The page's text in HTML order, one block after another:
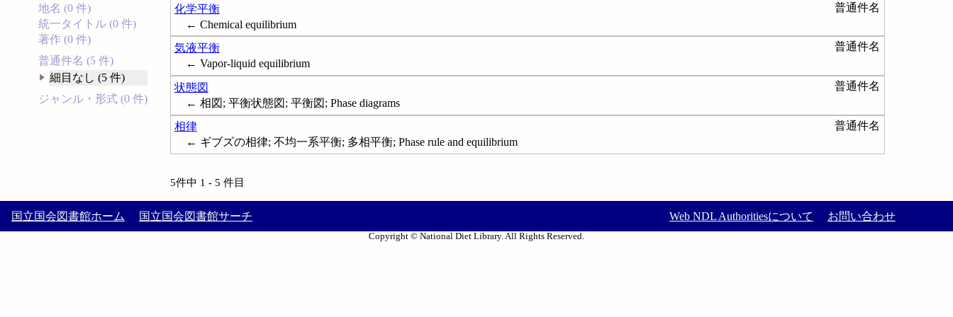
地名 (0 件)
統一タイトル (0 件)
著作 (0 件)
普通件名 (5 件)
細目なし (5 件)
ジャンル・形式 (0 件)
化学平衡
普通件名
← Chemical equilibrium
気液平衡
普通件名
← Vapor-liquid equilibrium
状態図
普通件名
← 相図; 平衡状態図; 平衡図; Phase diagrams
相律
普通件名
← ギブズの相律; 不均一系平衡; 多相平衡; Phase rule and equilibrium
5件中 1 - 5 件目
国立国会図書館ホーム 国立国会図書館サーチ Web NDL Authoritiesについて お問い合わせ
Copyright © National Diet Library. All Rights Reserved.